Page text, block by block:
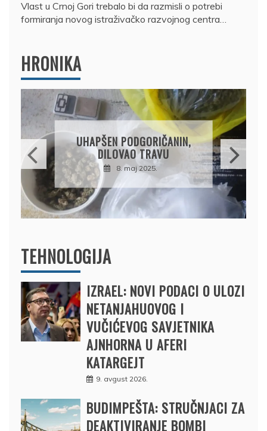
Vlast u Crnoj Gori trebalo bi da razmisli o potrebi
formiranja novog istraživačko razvojnog centra…
HRONIKA
DRŽAVLJANIN RUSIJE
OSUMNJIČEN DA JE
PRODAO TUĐI BMW,
DRŽAVU NAPUSTIO
BRODOM
12. februar 2025.
TEHNOLOGIJA
IZRAEL: NOVI PODACI O ULOZI
NETANJAHUOVOG I
VUČIĆEVOG SAVJETNIKA
AJNHORNA U AFERI
KATARGEJT
9. avgust 2026.
BUDIMPEŠTA: STRUČNJACI ZA
DEAKTIVIRANJE BOMBI